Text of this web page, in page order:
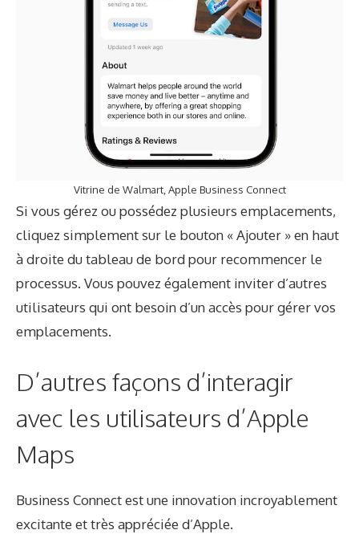
Vitrine de Walmart, Apple Business Connect
Si vous gérez ou possédez plusieurs emplacements,
cliquez simplement sur le bouton « Ajouter » en haut
à droite du tableau de bord pour recommencer le
processus. Vous pouvez également inviter d’autres
utilisateurs qui ont besoin d’un accès pour gérer vos
emplacements.
D’autres façons d’interagir
avec les utilisateurs d’Apple
Maps
Business Connect est une innovation incroyablement
excitante et très appréciée d’Apple.